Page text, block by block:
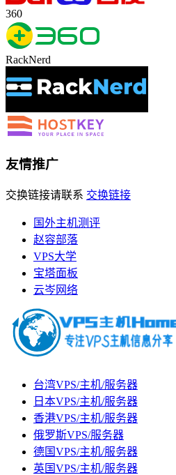
360
RackNerd
友情推广
交换链接请联系 交换链接
国外主机测评
赵容部落
VPS大学
宝塔面板
云岑网络
台湾VPS/主机/服务器
日本VPS/主机/服务器
香港VPS/主机/服务器
俄罗斯VPS/服务器
德国VPS/主机/服务器
英国VPS/主机/服务器